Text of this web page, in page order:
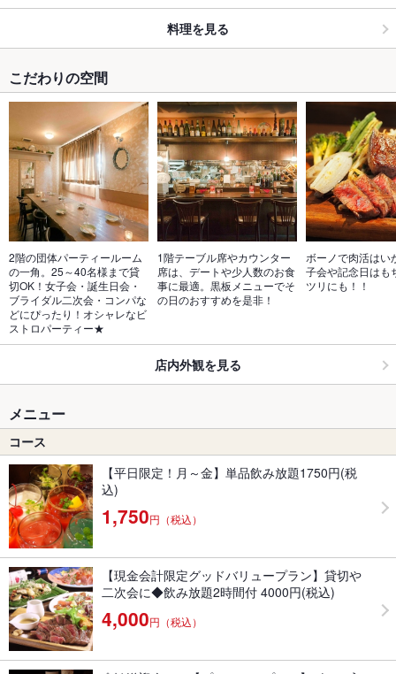
料理を見る
こだわりの空間
2階の団体パーティールーム
の一角。25～40名様まで貸
切OK！女子会・誕生日会・
ブライダル二次会・コンパな
どにぴったり！オシャレなビ
ストロパーティー★
1階テーブル席やカウンター
席は、デートや少人数のお食
事に最適。黒板メニューでそ
の日のおすすめを是非！
ボーノで肉活はい
子会や記念日はも
ツリにも！！
店内外観を見る
メニュー
コース
【平日限定！月～金】単品飲み放題1750円(税
込)
1,750円（税込）
【現金会計限定グッドバリュープラン】貸切や
二次会に◆飲み放題2時間付 4000円(税込)
4,000円（税込）